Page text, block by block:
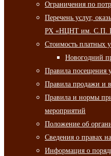
Ограничения по
Перечень услуг,
РХ «НЦНТ им. С.П.
Стоимость платных
Новогодний
Правила посещения
Правила продажи и
Правила и нормы
мероприятий
Положение об
Сведения о правах
Информация о